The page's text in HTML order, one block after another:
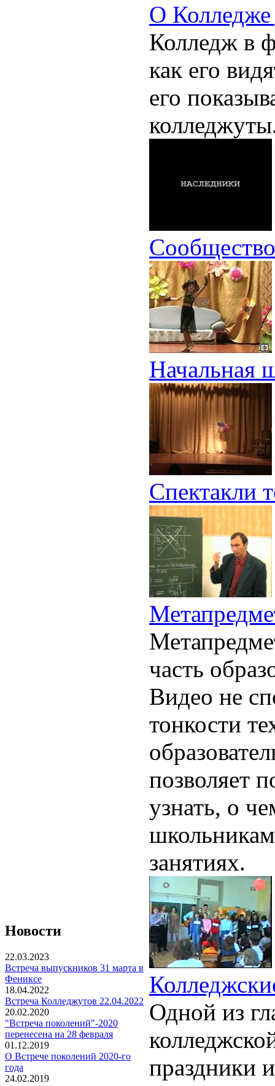
Новости
22.03.2023
Встреча выпускников 31 марта в
Фениксе
18.04.2022
Встреча Колледжутов 22.04.2022
20.02.2020
"Встреча поколений"-2020
перенесена на 28 февраля
01.12.2019
О Встрече поколений 2020-го
года
24.02.2019
О Колледже
Колледж в
как его
его
Сообщество
Начальная
Спектакли
часть
Видео не
тонкости
позволяет
узнать, о
занятиях.
Одной из
праздники